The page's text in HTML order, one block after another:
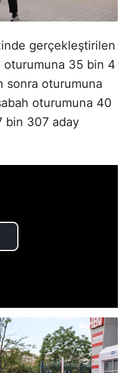
gerçekleştirilen
oturumuna 35 bin 4
sonra oturumuna
oturumuna 40
bin 307 aday